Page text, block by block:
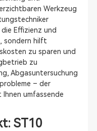
Werkzeug
Effizienz und
sondern hilft
zu sparen und
zu
Abgasuntersuchung
– der
umfassende
ST10